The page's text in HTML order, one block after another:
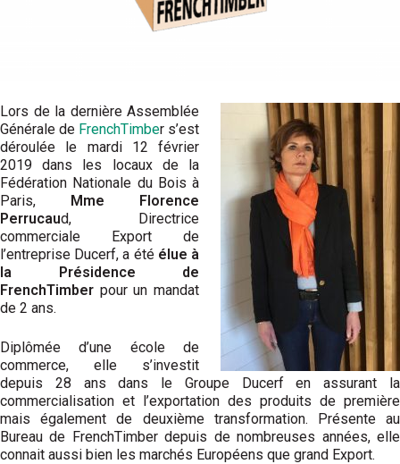
Lors de la dernière Assemblée
Générale de FrenchTimber s’est
déroulée le mardi 12 février
2019 dans les locaux de la
Fédération Nationale du Bois à
Paris, Mme Florence
Perrucaud, Directrice
commerciale Export de
l’entreprise Ducerf, a étéélue à
la Présidence de
FrenchTimber pour un mandat
de 2 ans.
Diplômée d’une école de
commerce, elle s’investit
depuis 28 ans dans le Groupe Ducerf en assurant la
commercialisation et l’exportation des produits de première
mais également de deuxième transformation. Présente au
Bureau de FrenchTimber depuis de nombreuses années, elle
connait aussi bien les marchés Européens que grand Export.